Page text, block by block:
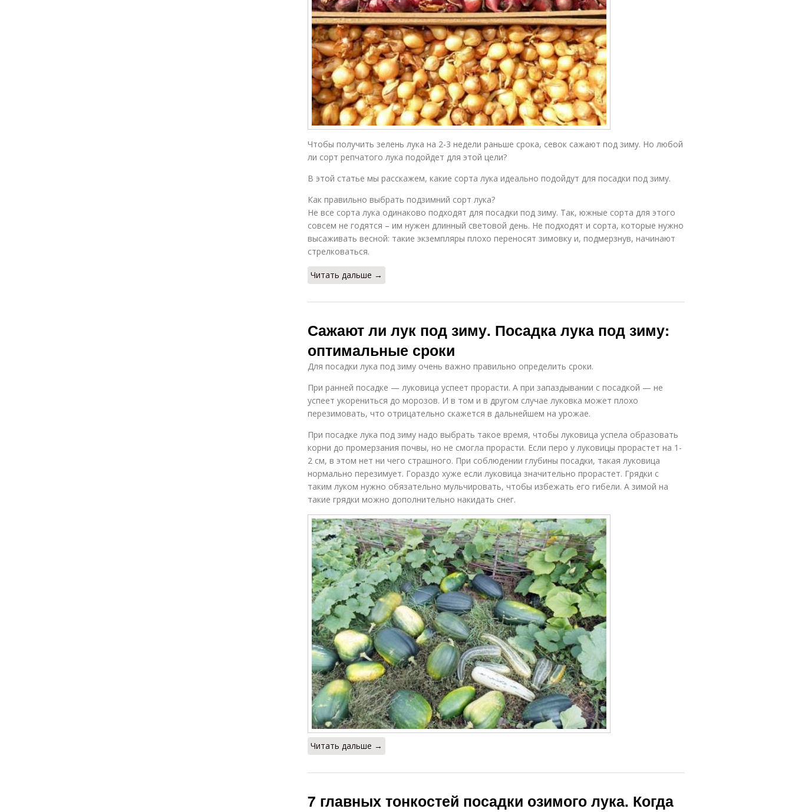
Чтобы получить зелень лука на 2-3 недели раньше срока, севок сажают под зиму. Но любой
ли сорт репчатого лука подойдет для этой цели?
В этой статье мы расскажем, какие сорта лука идеально подойдут для посадки под зиму.
Как правильно выбрать подзимний сорт лука?
Не все сорта лука одинаково подходят для посадки под зиму. Так, южные сорта для этого
совсем не годятся – им нужен длинный световой день. Не подходят и сорта, которые нужно
высаживать весной: такие экземпляры плохо переносят зимовку и, подмерзнув, начинают
стрелковаться.
Читать дальше →
Сажают ли лук под зиму. Посадка лука под зиму:
оптимальные сроки
Для посадки лука под зиму очень важно правильно определить сроки.
При ранней посадке — луковица успеет прорасти. А при запаздывании с посадкой — не
успеет укорениться до морозов. И в том и в другом случае луковка может плохо
перезимовать, что отрицательно скажется в дальнейшем на урожае.
При посадке лука под зиму надо выбрать такое время, чтобы луковица успела образовать
корни до промерзания почвы, но не смогла прорасти. Если перо у луковицы прорастет на 1-
2 см, в этом нет ни чего страшного. При соблюдении глубины посадки, такая луковица
нормально перезимует. Гораздо хуже если луковица значительно прорастет. Грядки с
таким луком нужно обязательно мульчировать, чтобы избежать его гибели. А зимой на
такие грядки можно дополнительно накидать снег.
Читать дальше →
7 главных тонкостей посадки озимого лука. Когда